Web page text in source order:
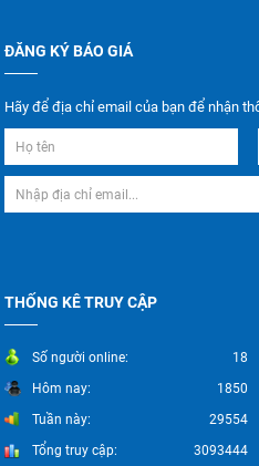
ĐĂNG KÝ BÁO GIÁ
Hãy để địa chỉ email của bạn để nhận
THỐNG KÊ TRUY CẬP
Số người online:
18
Hôm nay:
1850
Tuần này:
29554
Tổng truy cập:
3093444